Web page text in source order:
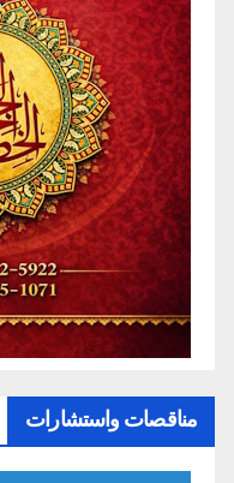
مناقصات واستشارات